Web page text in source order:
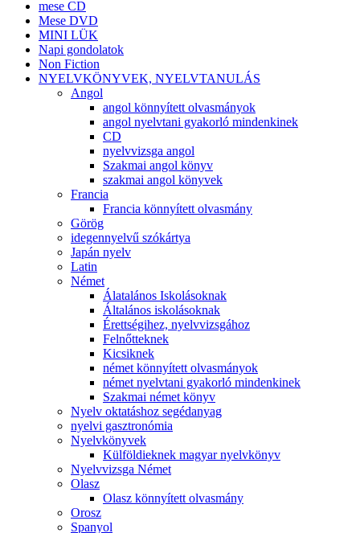
mese CD
Mese DVD
MINI LÜK
Napi gondolatok
Non Fiction
NYELVKÖNYVEK, NYELVTANULÁS
Angol
angol könnyített olvasmányok
angol nyelvtani gyakorló mindenkinek
CD
nyelvvizsga angol
Szakmai angol könyv
szakmai angol könyvek
Francia
Francia könnyített olvasmány
Görög
idegennyelvű szókártya
Japán nyelv
Latin
Német
Álatalános Iskolásoknak
Általános iskolásoknak
Érettségihez, nyelvvizsgához
Felnőtteknek
Kicsiknek
német könnyített olvasmányok
német nyelvtani gyakorló mindenkinek
Szakmai német könyv
Nyelv oktatáshoz segédanyag
nyelvi gasztronómia
Nyelvkönyvek
Külföldieknek magyar nyelvkönyv
Nyelvvizsga Német
Olasz
Olasz könnyített olvasmány
Orosz
Spanyol